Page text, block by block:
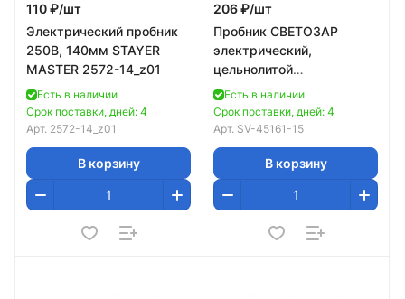
110 ₽/шт
Электрический пробник
250В, 140мм STAYER
MASTER 2572-14_z01
Есть в наличии
Срок поставки, дней: 4
Арт. 2572-14_z01
В корзину
206 ₽/шт
Пробник СВЕТОЗАР
электрический,
цельнолитой
пластмассовый корпус,
на карточке, 100-250В,
150мм
Есть в наличии
Срок поставки, дней: 4
Арт. SV-45161-15
В корзину